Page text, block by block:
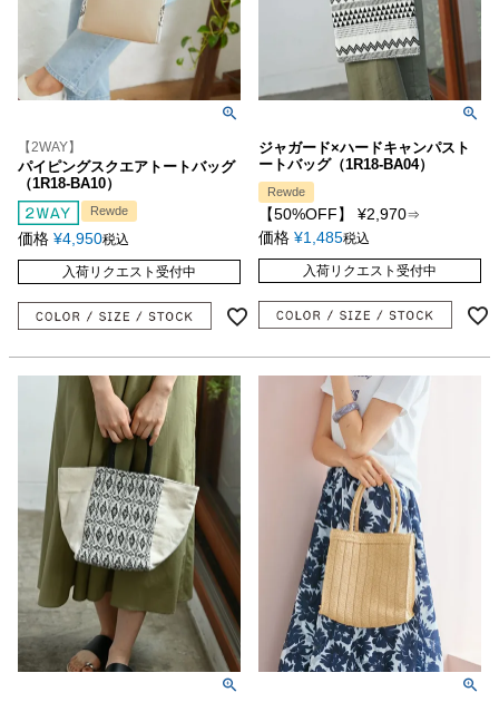
【2WAY】
パイピングスクエアトートバッグ
（1R18-BA10）
Rewde
価格 ¥4,950税込
入荷リクエスト受付中
ジャガード×ハードキャンパスト
ートバッグ（1R18-BA04）
Rewde
【50%OFF】 ¥2,970⇒
価格 ¥1,485税込
入荷リクエスト受付中